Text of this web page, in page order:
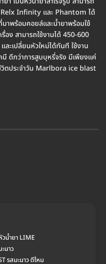
Infinity และ Phantom ได้
าพร้อมคอยล์และน้ำยาพร้อมใช้
อง สามารถใช้งานได้ 450-600
ละเปลี่ยนหัวใหม่ได้ทันที ใช้งาน
มี ดีกว่าการสูบบุหรี่จริง มีเพียงแค่
วิตประจำวัน Marlbora ice blast
วน้ำยา LIME
นาว
รสมะนาว ดีไหม